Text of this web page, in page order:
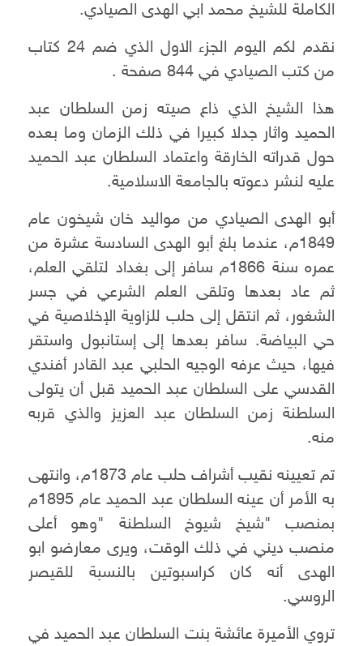
الكاملة للشيخ محمد ابي الهدى الصيادي.
نقدم لكم اليوم الجزء الاول الذي ضم 24 كتاب
من كتب الصيادي في 844 صفحة .
هذا الشيخ الذي ذاع صيته زمن السلطان عبد
الحميد واثار جدلا كبيرا في ذلك الزمان وما بعده
حول قدراته الخارقة واعتماد السلطان عبد الحميد
عليه لنشر دعوته بالجامعة الاسلامية.
أبو الهدى الصيادي من مواليد خان شيخون عام
1849م، عندما بلغ أبو الهدى السادسة عشرة من
عمره سنة 1866م سافر إلى بغداد لتلقي العلم،
ثم عاد بعدها وتلقى العلم الشرعي في جسر
الشغور، ثم انتقل إلى حلب للزاوية الإخلاصية في
حي البياضة. سافر بعدها إلى إستانبول واستقر
فيها، حيث عرفه الوجيه الحلبي عبد القادر أفندي
القدسي على السلطان عبد الحميد قبل أن يتولى
السلطنة زمن السلطان عبد العزيز والذي قربه
منه.
تم تعيينه نقيب أشراف حلب عام 1873م، وانتهى
به الأمر أن عينه السلطان عبد الحميد عام 1895م
بمنصب "شيخ شيوخ السلطنة "وهو أعلى
منصب ديني في ذلك الوقت، ويرى معارضو ابو
الهدى أنه كان كراسبوتين بالنسبة للقيصر
الروسي.
تروي الأميرة عائشة بنت السلطان عبد الحميد في